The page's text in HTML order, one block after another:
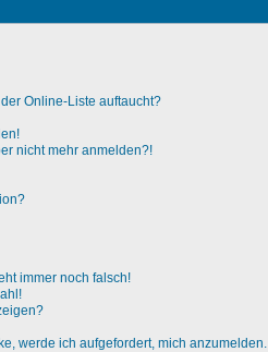
Online-Liste auftaucht?
nicht mehr anmelden?!
immer noch falsch!
werde ich aufgefordert, mich anzumelden.